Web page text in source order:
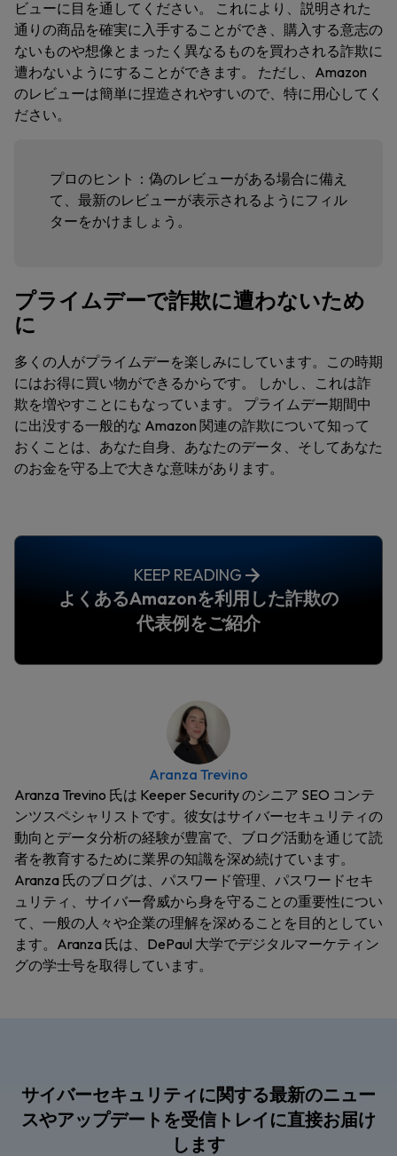
ビューに目を通してください。 これにより、説明された
通りの商品を確実に入手することができ、購入する意志の
ないものや想像とまったく異なるものを買わされる詐欺に
遭わないようにすることができます。 ただし、Amazon
のレビューは簡単に捏造されやすいので、特に用心してく
ださい。
プロのヒント ：偽のレビューがある場合に備え
て、最新のレビューが表示されるようにフィル
ターをかけましょう。
プライムデーで詐欺に遭わないため
に
多くの人がプライムデーを楽しみにしています。この時期
にはお得に買い物ができるからです。 しかし、これは詐
欺を増やすことにもなっています。 プライムデー期間中
に出没する一般的な Amazon 関連の詐欺について知って
おくことは、あなた自身、あなたのデータ、そしてあなた
のお金を守る上で大きな意味があります。
KEEP READING
よくあるAmazonを利用した詐欺の
代表例をご紹介
Aranza Trevino
Aranza Trevino 氏は Keeper Security のシニア SEO コンテ
ンツスペシャリストです。彼女はサイバーセキュリティの
動向とデータ分析の経験が豊富で、ブログ活動を通じて読
者を教育するために業界の知識を深め続けています。
Aranza 氏のブログは、パスワード管理、パスワードセキ
ュリティ、サイバー脅威から身を守ることの重要性につい
て、一般の人々や企業の理解を深めることを目的としてい
ます。Aranza 氏は、DePaul 大学でデジタルマーケティン
グの学士号を取得しています。
サイバーセキュリティに関する最新のニュー
スやアップデートを受信トレイに直接お届け
します